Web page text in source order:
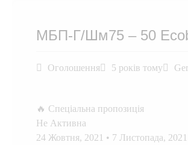
МБП-Г/Шм75 – 50
Оголошення 5 років тому
🔥 Спеціальна пропозиція
Не Активна
24 Жовтня, 2021 • 7 Листопада, 2021